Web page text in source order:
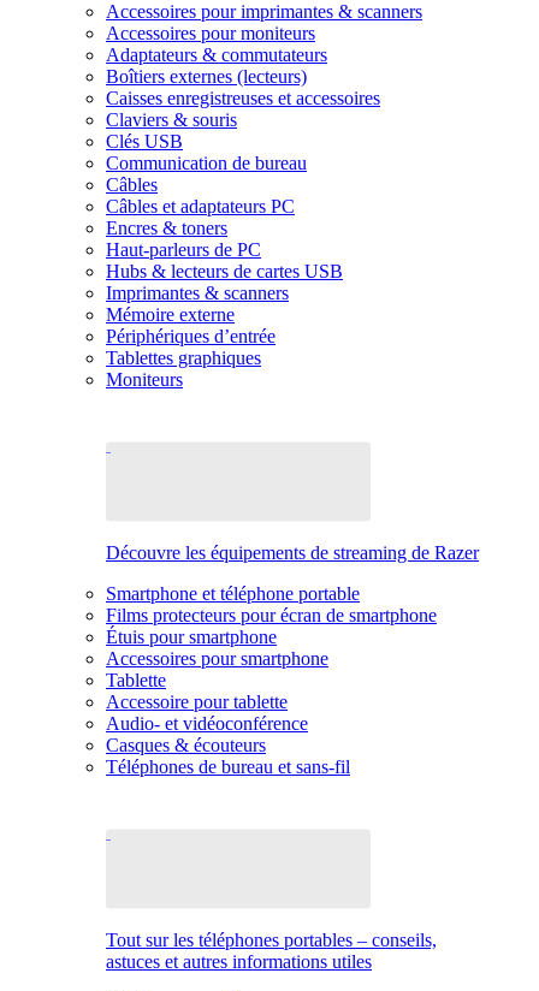
Accessoires pour imprimantes & scanners
Accessoires pour moniteurs
Adaptateurs & commutateurs
Boîtiers externes (lecteurs)
Caisses enregistreuses et accessoires
Claviers & souris
Clés USB
Communication de bureau
Câbles
Câbles et adaptateurs PC
Encres & toners
Haut-parleurs de PC
Hubs & lecteurs de cartes USB
Imprimantes & scanners
Mémoire externe
Périphériques d’entrée
Tablettes graphiques
Moniteurs
Découvre les équipements de streaming de Razer
Smartphone et téléphone portable
Films protecteurs pour écran de smartphone
Étuis pour smartphone
Accessoires pour smartphone
Tablette
Accessoire pour tablette
Audio- et vidéoconférence
Casques & écouteurs
Téléphones de bureau et sans-fil
Tout sur les téléphones portables – conseils,
astuces et autres informations utiles